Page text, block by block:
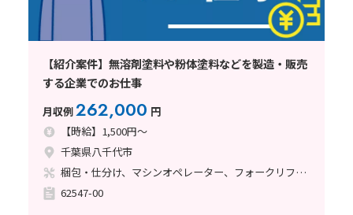
【紹介案件】無溶剤塗料や粉体塗料などを製造・販売
する企業でのお仕事
月収例262,000 円
【時給】1,500円～
千葉県八千代市
梱包・仕分け、マシンオペレーター、フォークリフト、塗装
62547-00